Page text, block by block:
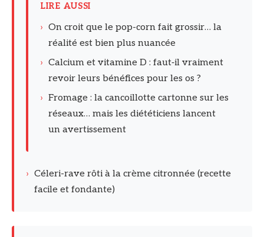
LIRE AUSSI
› On croit que le pop-corn fait grossir… la
réalité est bien plus nuancée
› Calcium et vitamine D : faut‑il vraiment
revoir leurs bénéfices pour les os ?
› Fromage : la cancoillotte cartonne sur les
réseaux… mais les diététiciens lancent
un avertissement
› Céleri-rave rôti à la crème citronnée (recette
facile et fondante)